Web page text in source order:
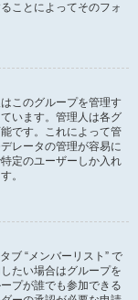
ことによってそのフォ
このグループを管理す
います。管理人は各グ
です。これによって管
レータの管理が容易に
定のユーザーしか入れ
。
ブ “メンバーリスト” で
たい場合はグループを
プが誰でも参加できる